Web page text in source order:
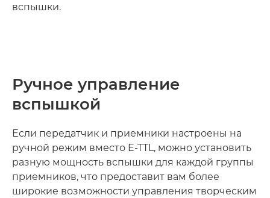
вспышки.
Ручное управление
вспышкой
Если передатчик и приемники настроены на
ручной режим вместо E-TTL, можно установить
разную мощность вспышки для каждой группы
приемников, что предоставит вам более
широкие возможности управления творческим